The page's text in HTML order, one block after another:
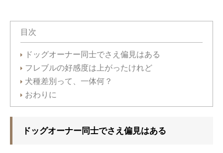
目次
ドッグオーナー同士でさえ偏見はある
フレブルの好感度は上がったけれど
犬種差別って、一体何？
おわりに
ドッグオーナー同士でさえ偏見はある